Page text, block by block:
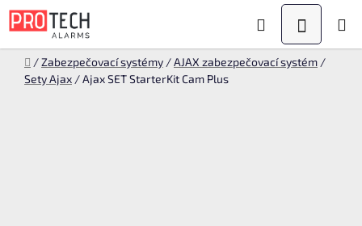
Přejít
na
Hledat
KOŠÍK
Domů
/Zabezpečovací systémy /AJAX zabezpečovací systém /
Sety Ajax /Ajax SET StarterKit Cam Plus